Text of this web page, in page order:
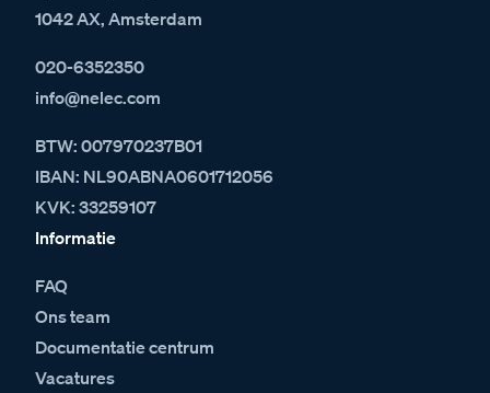
1042 AX, Amsterdam
020-6352350
info@nelec.com
BTW: 007970237B01
IBAN: NL90ABNA0601712056
KVK: 33259107
Informatie
FAQ
Ons team
Documentatie centrum
Vacatures